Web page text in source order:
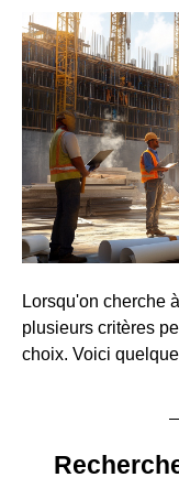
Lorsqu'on cherche
plusieurs critères
choix. Voici